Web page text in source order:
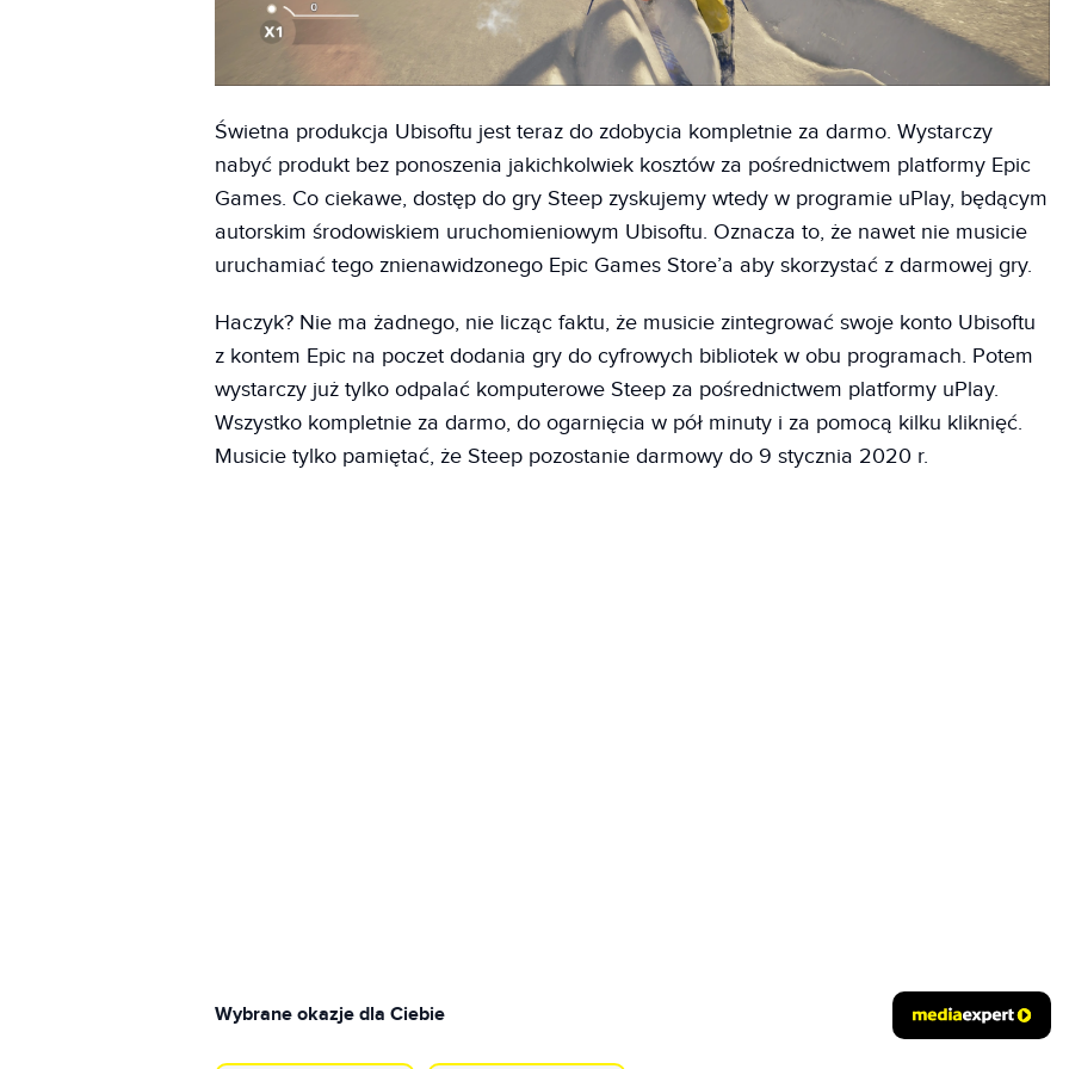
Świetna produkcja Ubisoftu jest teraz do zdobycia kompletnie za darmo. Wystarczy
nabyć produkt bez ponoszenia jakichkolwiek kosztów za pośrednictwem platformy Epic
Games. Co ciekawe, dostęp do gry Steep zyskujemy wtedy w programie uPlay, będącym
autorskim środowiskiem uruchomieniowym Ubisoftu. Oznacza to, że nawet nie musicie
uruchamiać tego znienawidzonego Epic Games Store’a aby skorzystać z darmowej gry.
Haczyk? Nie ma żadnego, nie licząc faktu, że musicie zintegrować swoje konto Ubisoftu
z kontem Epic na poczet dodania gry do cyfrowych bibliotek w obu programach. Potem
wystarczy już tylko odpalać komputerowe Steep za pośrednictwem platformy uPlay.
Wszystko kompletnie za darmo, do ogarnięcia w pół minuty i za pomocą kilku kliknięć.
Musicie tylko pamiętać, że Steep pozostanie darmowy do 9 stycznia 2020 r.
Wybrane okazje dla Ciebie